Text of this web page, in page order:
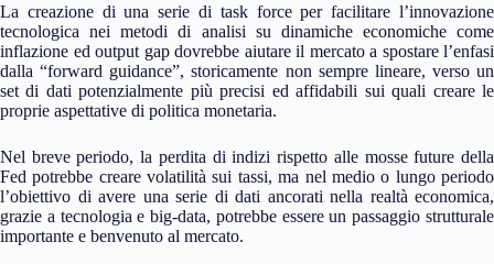
La creazione di una serie di task force per facilitare l’innovazione
tecnologica nei metodi di analisi su dinamiche economiche come
inflazione ed output gap dovrebbe aiutare il mercato a spostare l’enfasi
dalla “forward guidance”, storicamente non sempre lineare, verso un
set di dati potenzialmente più precisi ed affidabili sui quali creare le
proprie aspettative di politica monetaria.
Nel breve periodo, la perdita di indizi rispetto alle mosse future della
Fed potrebbe creare volatilità sui tassi, ma nel medio o lungo periodo
l’obiettivo di avere una serie di dati ancorati nella realtà economica,
grazie a tecnologia e big-data, potrebbe essere un passaggio strutturale
importante e benvenuto al mercato.